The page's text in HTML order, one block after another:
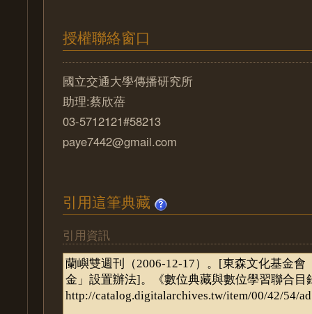
授權聯絡窗口
國立交通大學傳播研究所
助理:蔡欣蓓
03-5712121#58213
paye7442@gmail.com
引用這筆典藏
引用資訊